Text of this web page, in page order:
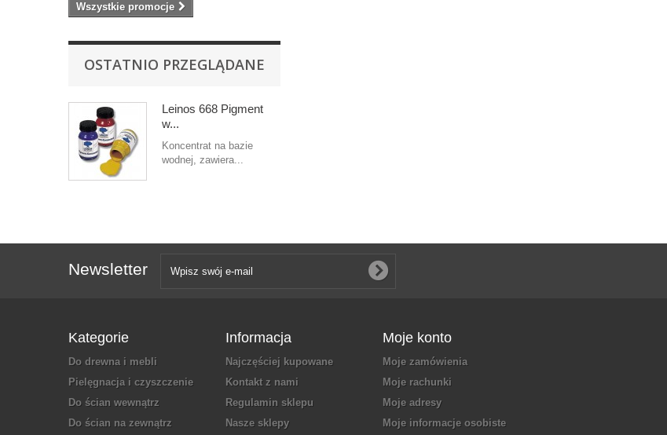
Wszystkie promocje
OSTATNIO PRZEGLĄDANE
Leinos 668 Pigment
w...
Koncentrat na bazie
wodnej, zawiera...
Newsletter
Kategorie
Do drewna i mebli
Pielęgnacja i czyszczenie
Do ścian wewnątrz
Do ścian na zewnątrz
Informacja
Najczęściej kupowane
Kontakt z nami
Regulamin sklepu
Nasze sklepy
Moje konto
Moje zamówienia
Moje rachunki
Moje adresy
Moje informacje osobiste